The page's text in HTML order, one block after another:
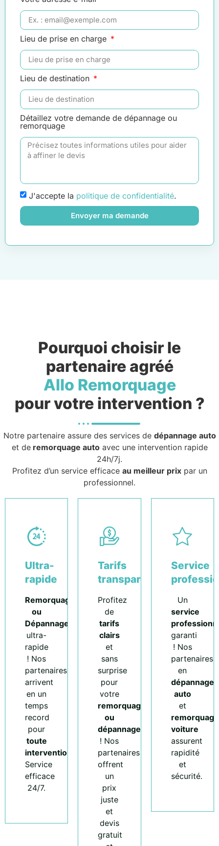
Lieu de prise en charge
Lieu de destination
Détaillez votre demande de dépannage ou
remorquage
J'accepte la politique de confidentialité.
Envoyer ma demande
Pourquoi choisir le
partenaire agréé
Allo Remorquage
pour votre intervention ?
Notre partenaire assure des services de dépannage auto
et deremorquage autoavec une intervention rapide
24h/7j.
Profitez d’un service efficace au meilleur prixpar un
professionnel.
Ultra-
rapide
Remorquage
ou
Dépannage
ultra-
rapide
! Nos
partenaires
arrivent
en un
temps
record
pour
toute
intervention
Service
efficace
24/7.
Tarifs
transparents
Profitez
de
tarifs
clairs
et
sans
surprise
pour
votre
remorquage
ou
dépannage
! Nos
partenaires
offrent
un
prix
juste
et
devis
gratuit
Service
Un
service
garanti
! Nos
partenaires
en
dépannage
auto
et
remorquage
voiture
assurent
rapidité
et
sécurité.